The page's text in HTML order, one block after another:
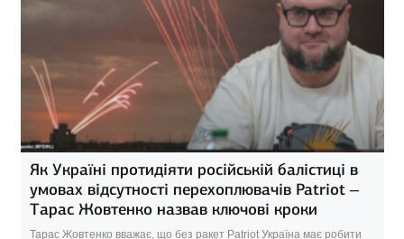
Як Україні протидіяти російській балістиці в
умовах відсутності перехоплювачів Patriot –
Тарас Жовтенко назвав ключові кроки
Тарас Жовтенко вважає, що без ракет Patriot Україна має робити